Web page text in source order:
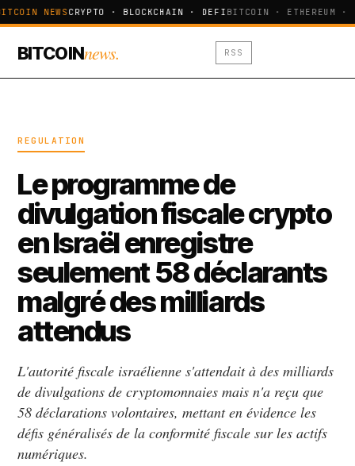
NEWSCRYPTO · BLOCKCHAIN · DEFIBITCOIN · ETHEREUM ·
BITCOINnews. RSS
REGULATION
Le programme de
divulgation fiscale crypto
en Israël enregistre
seulement 58 déclarants
malgré des milliards
attendus
L'autorité fiscale israélienne s'attendait à des milliards
de divulgations de cryptomonnaies mais n'a reçu que
58 déclarations volontaires, mettant en évidence les
défis généralisés de la conformité fiscale sur les actifs
numériques.